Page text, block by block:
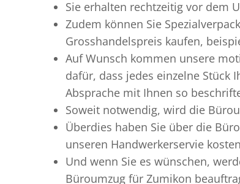
Sie erhalten rechtzeitig vor dem
Zudem können Sie
Grosshandelspreis kaufen,
Auf Wunsch kommen unsere
dafür, dass jedes einzelne Stück
Absprache mit Ihnen so
Soweit notwendig, wird die
Überdies haben Sie über die
unseren Handwerkerservie
Und wenn Sie es wünschen,
Büroumzug für Zumikon